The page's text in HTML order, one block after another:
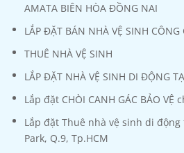
AMATA BIÊN HÒA ĐỒNG NAI
LẮP ĐẶT BÁN NHÀ VỆ SINH
THUÊ NHÀ VỆ SINH
LẮP ĐẶT NHÀ VỆ SINH DI ĐỘNG
Lắp đặt CHÒI CANH GÁC BẢO VỆ
Lắp đặt Thuê nhà vệ sinh di động
Park, Q.9, Tp.HCM